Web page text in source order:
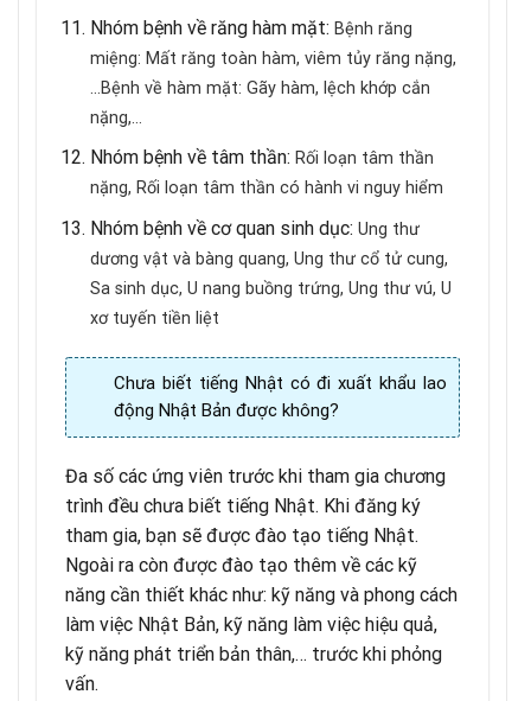
Nhóm bệnh về răng hàm mặt: Bệnh răng
miệng: Mất răng toàn hàm, viêm tủy răng nặng,
…Bệnh về hàm mặt: Gãy hàm, lệch khớp cắn
nặng,…
Nhóm bệnh về tâm thần: Rối loạn tâm thần
nặng, Rối loạn tâm thần có hành vi nguy hiểm
Nhóm bệnh về cơ quan sinh dục: Ung thư
dương vật và bàng quang, Ung thư cổ tử cung,
Sa sinh dục, U nang buồng trứng, Ung thư vú, U
xơ tuyến tiền liệt
Chưa biết tiếng Nhật có đi xuất khẩu lao
động Nhật Bản được không?
Đa số các ứng viên trước khi tham gia chương
trình đều chưa biết tiếng Nhật. Khi đăng ký
tham gia, bạn sẽ được đào tạo tiếng Nhật.
Ngoài ra còn được đào tạo thêm về các kỹ
năng cần thiết khác như: kỹ năng và phong cách
làm việc Nhật Bản, kỹ năng làm việc hiệu quả,
kỹ năng phát triển bản thân,… trước khi phỏng
vấn.